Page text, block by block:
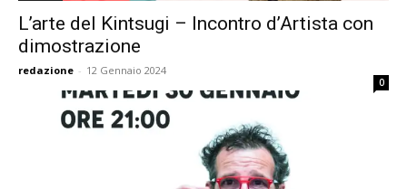
L’arte del Kintsugi – Incontro d’Artista con
dimostrazione
redazione - 12 Gennaio 2024
0